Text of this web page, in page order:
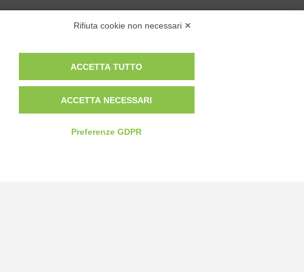
Privacy Policy
Rifiuta cookie non necessari ✕
ACCETTA TUTTO
ACCETTA NECESSARI
Preferenze GDPR